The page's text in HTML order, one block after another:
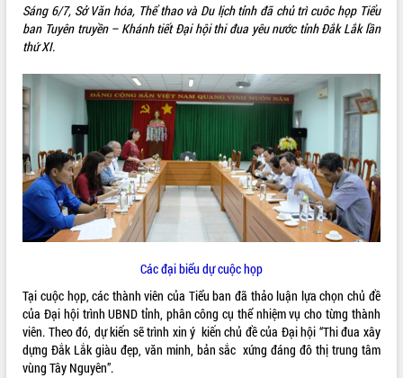
SỞ, BAN, NGÀNH
THÔNG TIN CHỈ ĐẠO ĐIỀU HÀNH
HỆ THỐNG VĂN BẢN
VĂN BẢN HĐND TỈNH
ĐIỂM TIN VĂN BẢN
Sáng 6/7, Sở Văn hóa, Thể thao và Du lịch tỉnh đã chủ trì cuôc họp Tiểu
ban Tuyên truyền – Khánh tiết Đại hội thi đua yêu nước tỉnh Đắk Lắk lần
thứ XI.
Các đại biểu dự cuộc họp
Tại cuộc họp, các thành viên của Tiểu ban đã thảo luận lựa chọn chủ đề
của Đại hội trình UBND tỉnh, phân công cụ thể nhiệm vụ cho từng thành
viên. Theo đó, dự kiến sẽ trình xin ý kiến chủ đề của Đại hội “Thi đua xây
dựng Đắk Lắk giàu đẹp, văn minh, bản sắc xứng đáng đô thị trung tâm
vùng Tây Nguyên”.